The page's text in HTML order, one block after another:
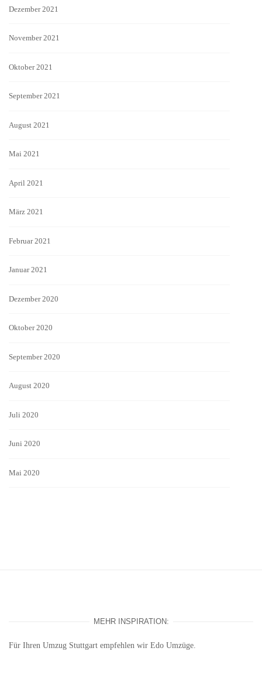
Dezember 2021
November 2021
Oktober 2021
September 2021
August 2021
Mai 2021
April 2021
März 2021
Februar 2021
Januar 2021
Dezember 2020
Oktober 2020
September 2020
August 2020
Juli 2020
Juni 2020
Mai 2020
MEHR INSPIRATION:
Für Ihren Umzug Stuttgart empfehlen wir Edo Umzüge.